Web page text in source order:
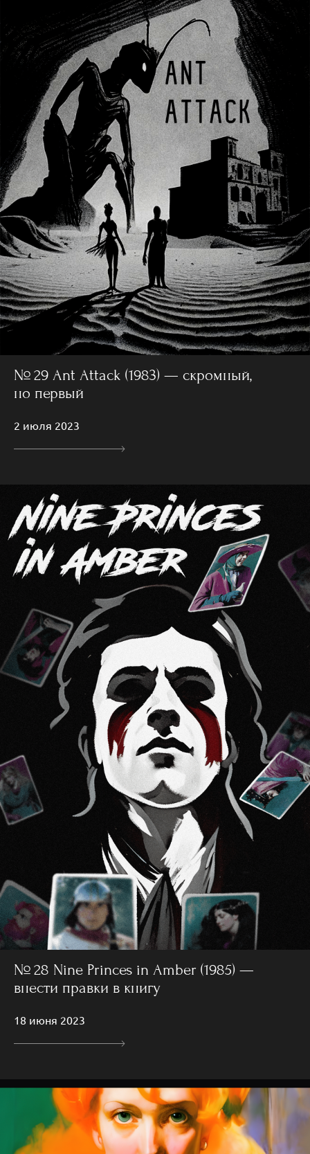
№ 29 Ant Attack (1983) — скромный,
но первый
2 июля 2023
№ 28 Nine Princes in Amber (1985) —
внести правки в книгу
18 июня 2023